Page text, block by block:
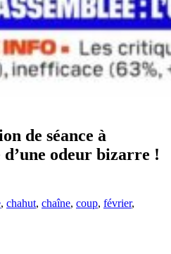
de séance à
d’une odeur bizarre !
, chahut, chaîne, coup, février,